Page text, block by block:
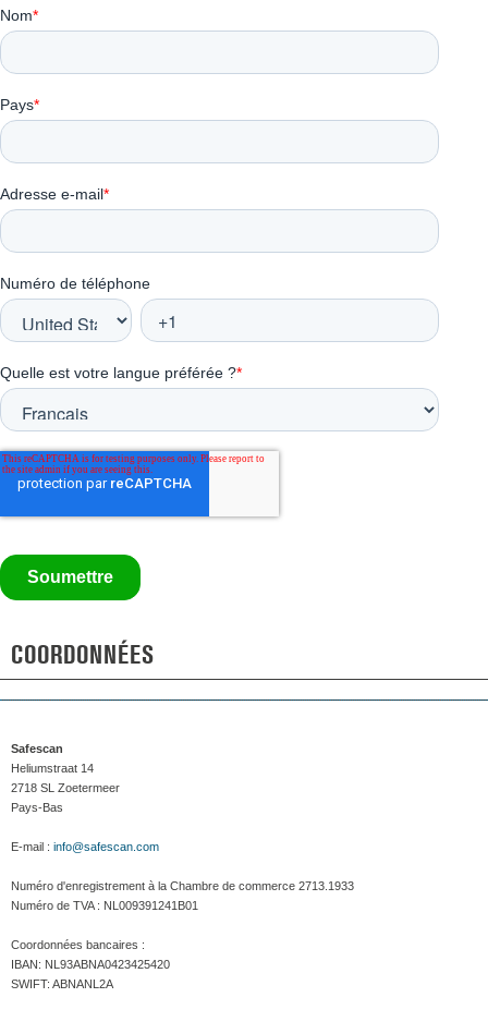
COORDONNÉES
Safescan
Heliumstraat 14
2718 SL Zoetermeer
Pays-Bas
E-mail : info@safescan.com
Numéro d'enregistrement à la Chambre de commerce 2713.1933
Numéro de TVA : NL009391241B01
Coordonnées bancaires :
IBAN: NL93ABNA0423425420
SWIFT: ABNANL2A